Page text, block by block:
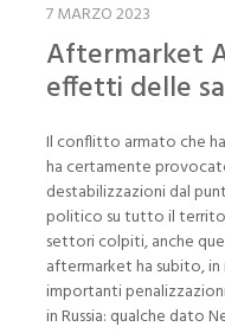
7 MARZO 2023
Aftermarket
effetti delle
Il conflitto armato che
ha certamente
destabilizzazioni dal
politico su tutto il
settori colpiti, anche
aftermarket ha subito,
importanti
in Russia: qualche dato